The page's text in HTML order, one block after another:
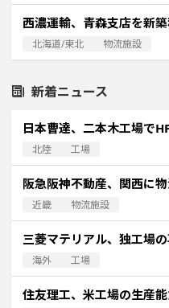
西濃運輸、青森支店を新
北海道/東北 物流施設
新着ニュース
日本曹達、二本木工場で
北陸 工場
阪急阪神不動産、関西に
近畿 物流施設
三菱マテリアル、独工場
海外 工場
住友理工、米工場の生産